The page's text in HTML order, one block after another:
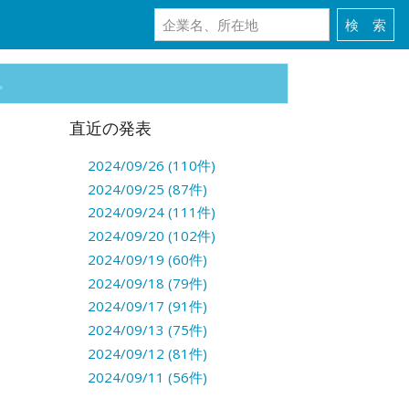
直近の発表
2024/09/26 (110件)
2024/09/25 (87件)
2024/09/24 (111件)
2024/09/20 (102件)
2024/09/19 (60件)
2024/09/18 (79件)
2024/09/17 (91件)
2024/09/13 (75件)
2024/09/12 (81件)
2024/09/11 (56件)